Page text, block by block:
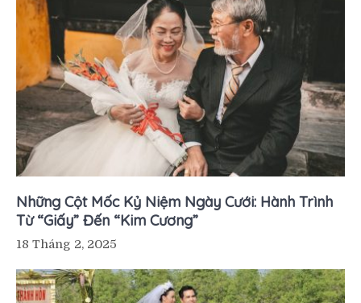
Những Cột Mốc Kỷ Niệm Ngày Cưới: Hành Trình
Từ “Giấy” Đến “Kim Cương”
18 Tháng 2, 2025